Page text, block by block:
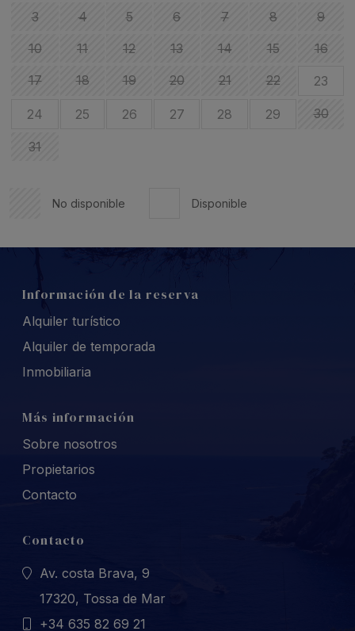
3
4 5 6 7 8
9
10
11 12 13 14 15
16
17
18 19 20 21 22 23
24 25 26 27 28 29 30
31
No disponible Disponible
Información de la reserva
Alquiler turístico
Alquiler de temporada
Inmobiliaria
Más información
Sobre nosotros
Propietarios
Contacto
Contacto
Av. costa Brava, 9
17320, Tossa de Mar
+34 635 82 69 21